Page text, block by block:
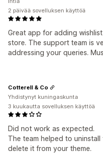
Great app for adding
store. The support team is
addressing your queries.
2 päivää sovelluksen käyttöä
Did not work as expected.
The team helped to
delete it from your theme.
Cotterell & Co
Yhdistynyt kuningaskunta
3 kuukautta sovelluksen käyttöä